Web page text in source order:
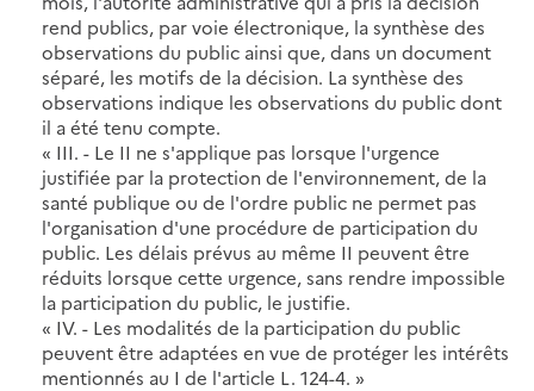
rend publics, par voie électronique, la synthèse des
observations du public ainsi que, dans un document
séparé, les motifs de la décision. La synthèse des
observations indique les observations du public dont
il a été tenu compte.
« III. - Le II ne s'applique pas lorsque l'urgence
justifiée par la protection de l'environnement, de la
santé publique ou de l'ordre public ne permet pas
l'organisation d'une procédure de participation du
public. Les délais prévus au même II peuvent être
réduits lorsque cette urgence, sans rendre impossible
la participation du public, le justifie.
« IV. - Les modalités de la participation du public
peuvent être adaptées en vue de protéger les intérêts
mentionnés au I de l'article L. 124-4. »